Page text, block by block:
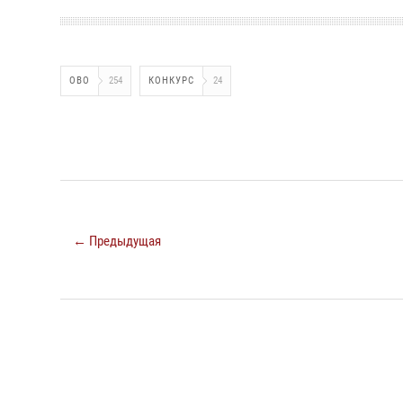
ОВО 254 КОНКУРС 24
← Предыдущая